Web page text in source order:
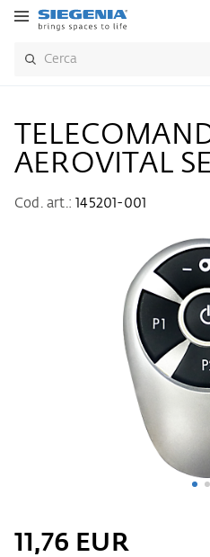
AEROVITAL
Cod. art.: 145201-001
11,76 EUR